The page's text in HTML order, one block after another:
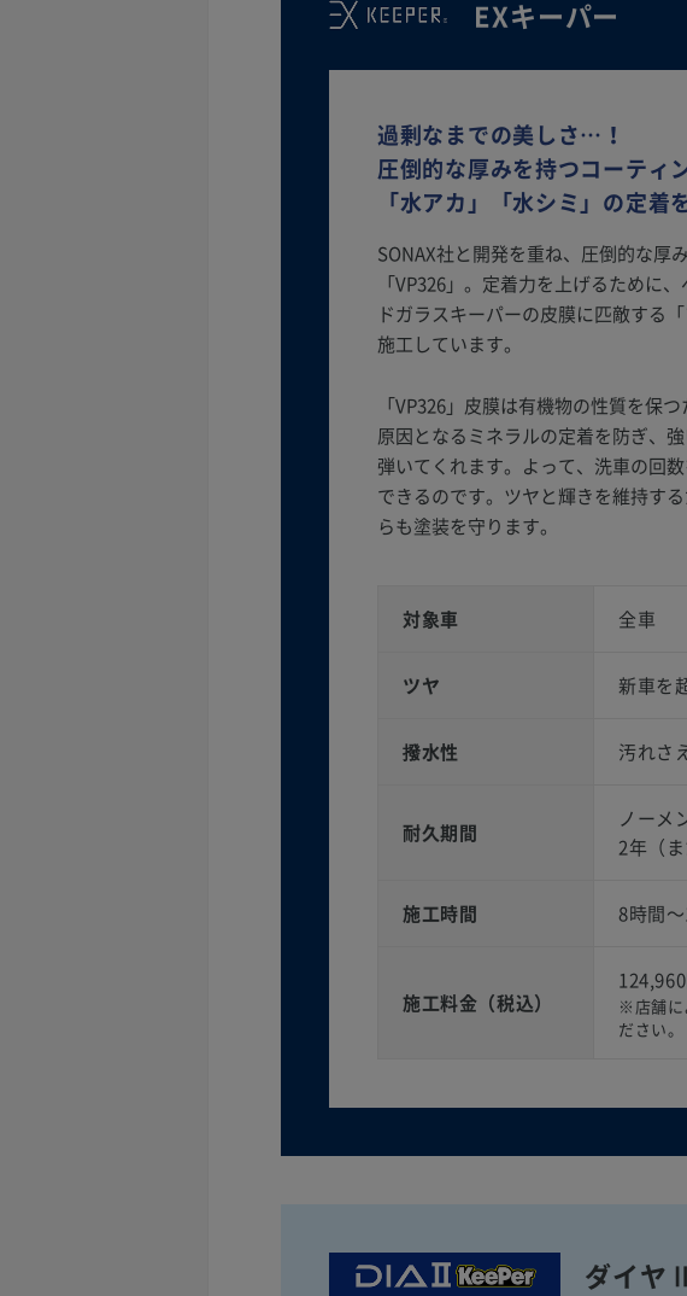
EXキーパー
過剰なまでの美しさ…！
圧倒的な厚みを持つコーティ
「水アカ」「水シミ」の定着
SONAX社と開発を重ね、圧倒的な厚
「VP326」。定着力を上げるために
ドガラスキーパーの皮膜に匹敵する
施工しています。
「VP326」皮膜は有機物の性質を保
原因となるミネラルの定着を防ぎ、
弾いてくれます。よって、洗車の回
できるのです。ツヤと輝きを維持す
らも塗装を守ります。
対象車 全車
ツヤ 新車を
撥水性 汚れさ
耐久期間
ノーメ
2年（
施工時間 8時間
施工料金（税込）
※店舗に
ださい。
ダイヤ